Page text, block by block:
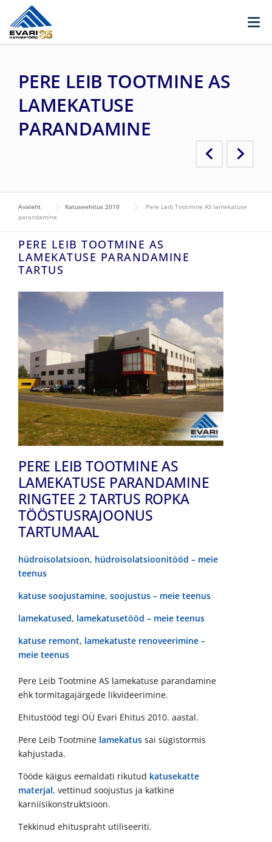
Skip to content
PERE LEIB TOOTMINE AS
LAMEKATUSE
PARANDAMINE
Avaleht Katuseehitus 2010
Pere Leib Tootmine AS lamekatuse
parandamine
PERE LEIB TOOTMINE AS
LAMEKATUSE PARANDAMINE
TARTUS
PERE LEIB TOOTMINE AS
LAMEKATUSE PARANDAMINE
RINGTEE 2 TARTUS ROPKA
TÖÖSTUSRAJOONUS
TARTUMAAL
hüdroisolatsioon, hüdroisolatsioonitööd – meie
teenus
katuse soojustamine, soojustus – meie teenus
lamekatused, lamekatusetööd – meie teenus
katuse remont, lamekatuste renoveerimine –
meie teenus
Pere Leib Tootmine AS lamekatuse parandamine
ehk tormitagajärgede likvideerimine.
Ehitustööd tegi OÜ Evari Ehitus 2010. aastal.
Pere Leib Tootmine lamekatus sai sügistormis
kahjustada.
Tööde käigus eemaldati rikutud katusekatte
materjal, vettinud soojustus ja katkine
karniisikonstruktsioon.
Tekkinud ehituspraht utiliseeriti.